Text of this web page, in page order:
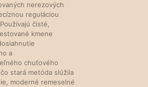
nerezových
reguláciou
čisté,
kmene
a
chuťového
stará metóda slúžila
moderné remeselné